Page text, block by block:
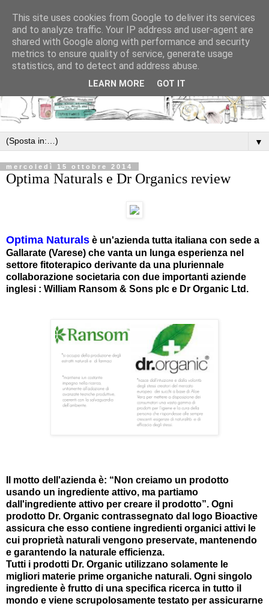
▼
mercoledì 15 ottobre 2014
Optima Naturals e Dr Organics review
Optima Naturals è un'azienda tutta italiana con sede a
Gallarate (Varese) che vanta un lunga esperienza nel
settore fitoterapico derivante da una pluriennale
collaborazione societaria con due importanti aziende
inglesi : William Ransom & Sons plc e Dr Organic Ltd.
Il motto dell'azienda è: “Non creiamo un prodotto
usando un ingrediente attivo, ma partiamo
dall'ingrediente attivo per creare il prodotto”. Ogni
prodotto Dr. Organic contrassegnato dal logo Bioactive
assicura che esso contiene ingredienti organici attivi le
cui proprietà naturali vengono preservate, mantenendo
e garantendo la naturale efficienza.
Tutti i prodotti Dr. Organic utilizzano solamente le
migliori materie prime organiche naturali. Ogni singolo
ingrediente è frutto di una specifica ricerca in tutto il
mondo e viene scrupolosamente testato per assicurarne
This site uses cookies from Google to deliver its services
and to analyze traffic. Your IP address and user-agent are
shared with Google along with performance and security
metrics to ensure quality of service, generate usage
statistics, and to detect and address abuse.
LEARN MORE GOT IT